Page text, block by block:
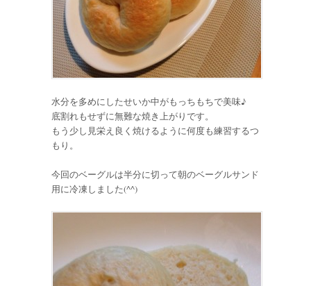
水分を多めにしたせいか中がもっちもちで美味♪
底割れもせずに無難な焼き上がりです。
もう少し見栄え良く焼けるように何度も練習するつ
もり。
今回のベーグルは半分に切って朝のベーグルサンド
用に冷凍しました(^^)